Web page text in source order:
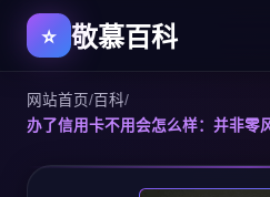
敬慕百科
网站首页/百科/
办了信用卡不用会怎么样：并非零